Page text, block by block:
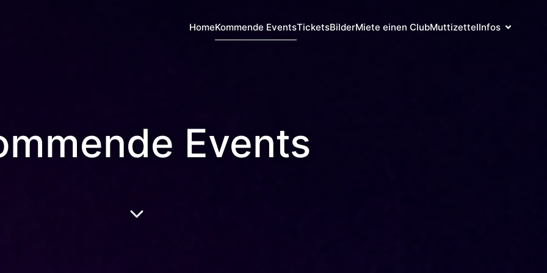
HomeKommende EventsTicketsBilderMiete einen ClubMuttizettelInfos
Events